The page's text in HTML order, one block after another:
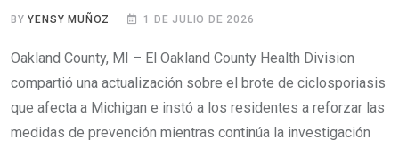
BYYENSY MUÑOZ 1 DE JULIO DE 2026
Oakland County, MI – El Oakland County Health Division
compartió una actualización sobre el brote de ciclosporiasis
que afecta a Michigan e instó a los residentes a reforzar las
medidas de prevención mientras continúa la investigación